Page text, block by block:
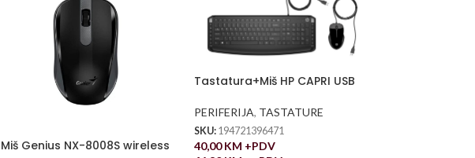
Miš Genius NX-8008S wireless
Tastatura+Miš HP CAPRI USB
PERIFERIJA, TASTATURE
SKU: 194721396471
40,00KM +PDV